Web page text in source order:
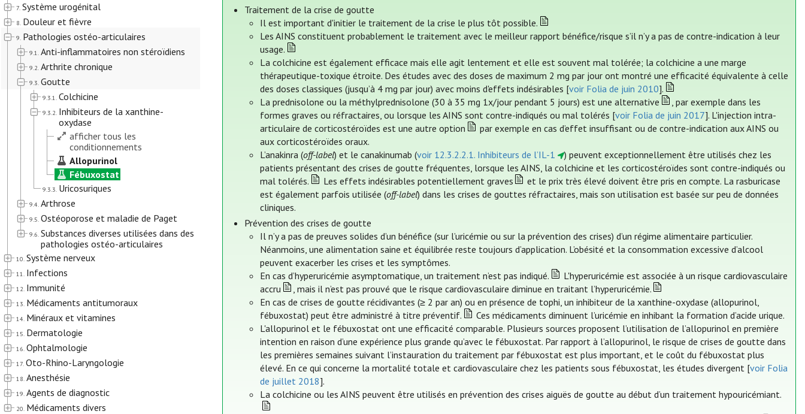
7. Système urogénital
8. Douleur et fièvre
9. Pathologies ostéo-articulaires
9.1. Anti-inflammatoires non stéroïdiens
9.2. Arthrite chronique
9.3. Goutte
9.3.1. Colchicine
9.3.2. Inhibiteurs de la xanthine-
oxydase
afficher tous les
conditionnements
Allopurinol
Fébuxostat
9.3.3. Uricosuriques
9.4. Arthrose
9.5. Ostéoporose et maladie de Paget
9.6. Substances diverses utilisées dans des
pathologies ostéo-articulaires
10. Système nerveux
11. Infections
12. Immunité
13. Médicaments antitumoraux
14. Minéraux et vitamines
15. Dermatologie
16. Ophtalmologie
17. Oto-Rhino-Laryngologie
18. Anesthésie
19. Agents de diagnostic
20. Médicaments divers
Traitement de la crise de goutte
Il est important d'initier le traitement de la crise le plus tôt possible.
Les AINS constituent probablement le traitement avec le meilleur rapport bénéfice/risque s’il n’y a pas de contre-indication à leur
usage.
La colchicine est également efficace mais elle agit lentement et elle est souvent mal tolérée; la colchicine a une marge
thérapeutique-toxique étroite. Des études avec des doses de maximum 2 mg par jour ont montré une efficacité équivalente à celle
des doses classiques (jusqu’à 4 mg par jour) avec moins d'effets indésirables [voir Folia de juin 2010].
La prednisolone ou la méthylprednisolone (30 à 35 mg 1x/jour pendant 5 jours) est une alternative
, par exemple dans les
formes graves ou réfractaires, ou lorsque les AINS sont contre-indiqués ou mal tolérés [voir Folia de juin 2017]. L'injection intra-
articulaire de corticostéroïdes est une autre option
par exemple en cas d’effet insuffisant ou de contre-indication aux AINS ou
aux corticostéroïdes oraux.
L’anakinra (off-label) et le canakinumab (voir 12.3.2.2.1. Inhibiteurs de l’IL-1
) peuvent exceptionnellement être utilisés chez les
patients présentant des crises de goutte fréquentes, lorsque les AINS, la colchicine et les corticostéroïdes sont contre-indiqués ou
mal tolérés.
Les effets indésirables potentiellement graves
et le prix très élevé doivent être pris en compte. La rasburicase
est également parfois utilisée (off-label) dans les crises de gouttes réfractaires, mais son utilisation est basée sur peu de données
cliniques.
Prévention des crises de goutte
Il n’y a pas de preuves solides d’un bénéfice (sur l’uricémie ou sur la prévention des crises) d’un régime alimentaire particulier.
Néanmoins, une alimentation saine et équilibrée reste toujours d’application. L’obésité et la consommation excessive d’alcool
peuvent exacerber les crises et les symptômes.
En cas d’hyperuricémie asymptomatique, un traitement n’est pas indiqué.
L'hyperuricémie est associée à un risque cardiovasculaire
accru
, mais il n’est pas prouvé que le risque cardiovasculaire diminue en traitant l’hyperuricémie.
En cas de crises de goutte récidivantes (≥ 2 par an) ou en présence de tophi, un inhibiteur de la xanthine-oxydase (allopurinol,
fébuxostat) peut être administré à titre préventif.
Ces médicaments diminuent l’uricémie en inhibant la formation d’acide urique.
L'allopurinol et le fébuxostat ont une efficacité comparable. Plusieurs sources proposent l’utilisation de l’allopurinol en première
intention en raison d’une expérience plus grande qu’avec le fébuxostat. Par rapport à l’allopurinol, le risque de crises de goutte dans
les premières semaines suivant l’instauration du traitement par fébuxostat est plus important, et le coût du fébuxostat plus
élevé. En ce qui concerne la mortalité totale et cardiovasculaire chez les patients sous fébuxostat, les études divergent [voir Folia
de juillet 2018].
La colchicine ou les AINS peuvent être utilisés en prévention des crises aiguës de goutte au début d’un traitement hypouricémiant.